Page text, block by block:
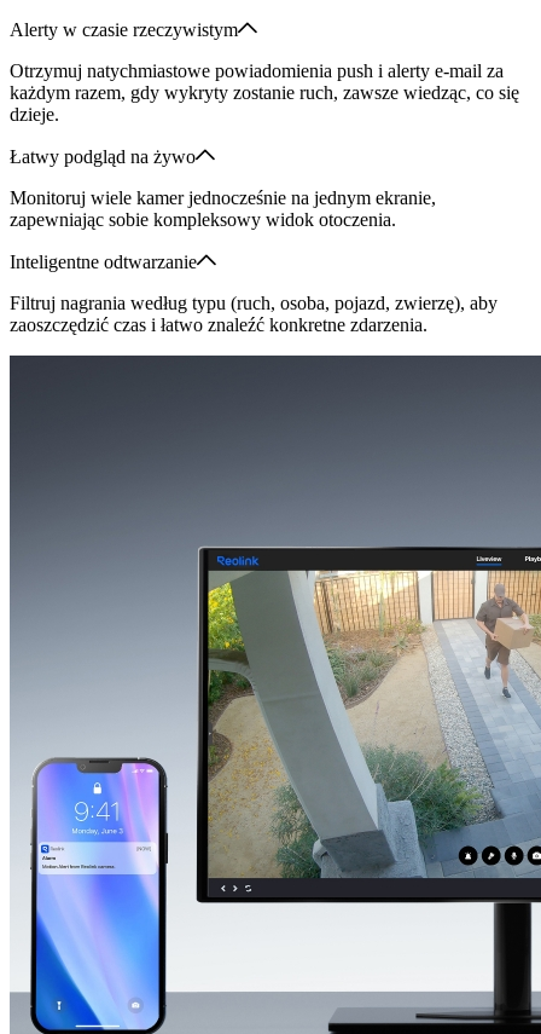
Alerty w czasie rzeczywistym
Otrzymuj natychmiastowe powiadomienia push i alerty e-mail za
każdym razem, gdy wykryty zostanie ruch, zawsze wiedząc, co się
dzieje.
Łatwy podgląd na żywo
Monitoruj wiele kamer jednocześnie na jednym ekranie,
zapewniając sobie kompleksowy widok otoczenia.
Inteligentne odtwarzanie
Filtruj nagrania według typu (ruch, osoba, pojazd, zwierzę), aby
zaoszczędzić czas i łatwo znaleźć konkretne zdarzenia.